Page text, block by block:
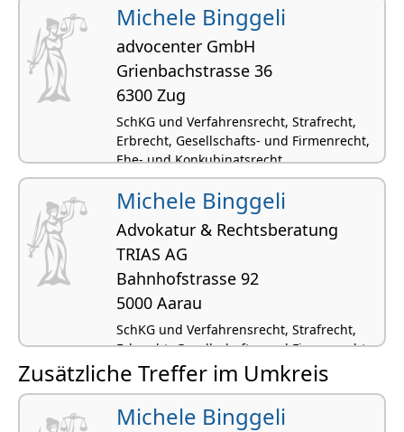
Michele Binggeli
advocenter GmbH
Grienbachstrasse 36
6300 Zug
SchKG und Verfahrensrecht, Strafrecht,
Erbrecht, Gesellschafts- und Firmenrecht,
Ehe- und Konkubinatsrecht
Michele Binggeli
Advokatur & Rechtsberatung
TRIAS AG
Bahnhofstrasse 92
5000 Aarau
SchKG und Verfahrensrecht, Strafrecht,
Erbrecht, Gesellschafts- und Firmenrecht,
Ehe- und Konkubinatsrecht
Zusätzliche Treffer im Umkreis
Michele Binggeli